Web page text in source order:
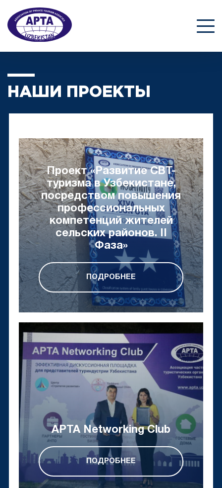
НАШИ ПРОЕКТЫ
Проект «Развитие СВТ-
туризма в Узбекистане,
посредством повышения
профессиональных
компетенций жителей
сельских районов. II
Фаза»
ПОДРОБНЕЕ
APTA Networking Club
ПОДРОБНЕЕ